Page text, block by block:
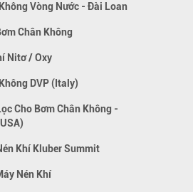
Vòng Nước - Đài Loan
Chân Không
Nitơ / Oxy
DVP (Italy)
Cho Bơm Chân Không -
Khí Kluber Summit
Nén Khí